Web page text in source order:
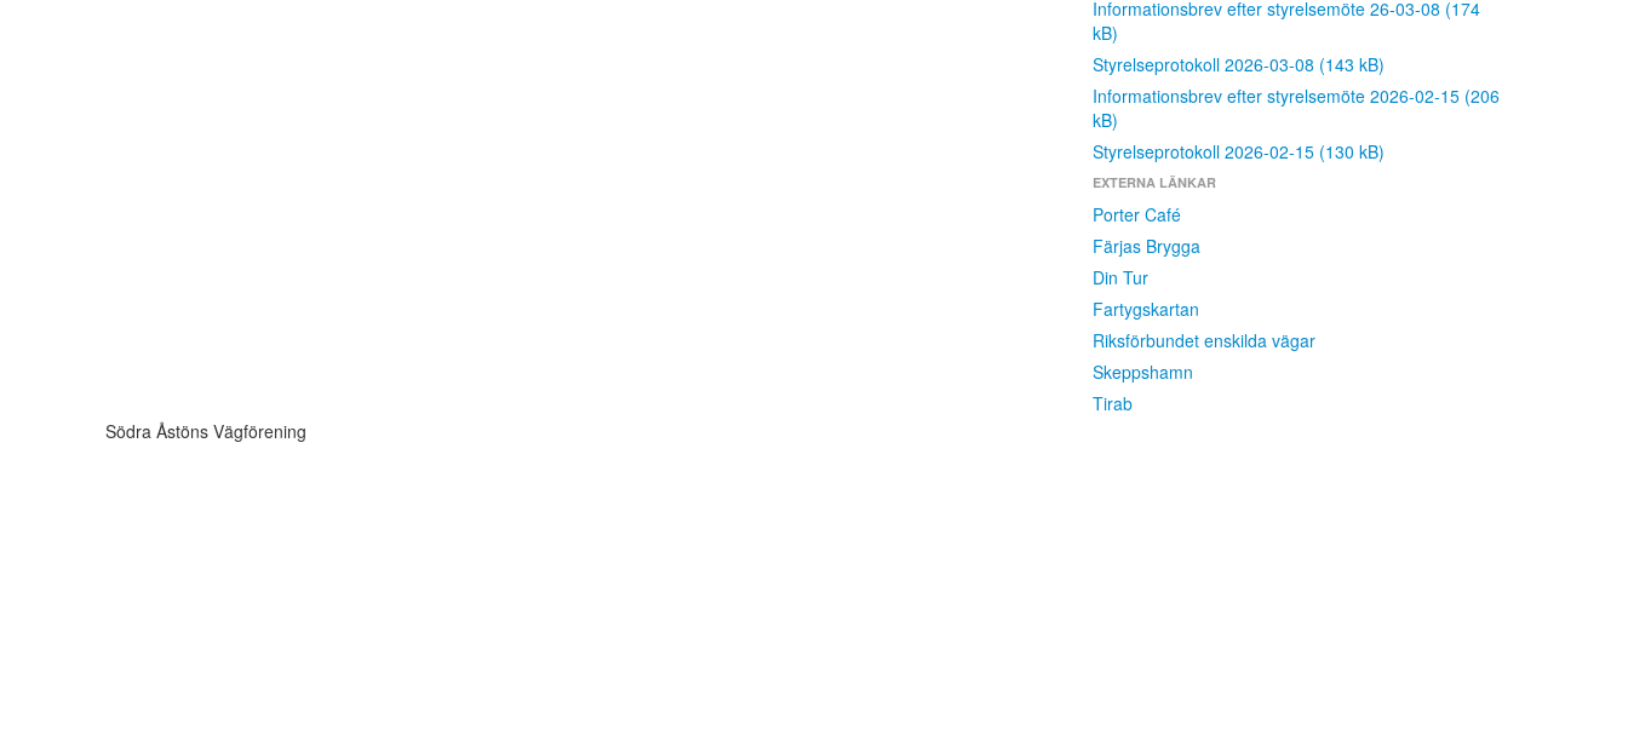
Informationsbrev efter styrelsemöte 26-03-08 (174
kB)
Styrelseprotokoll 2026-03-08 (143 kB)
Informationsbrev efter styrelsemöte 2026-02-15 (206
kB)
Styrelseprotokoll 2026-02-15 (130 kB)
EXTERNA LÄNKAR
Porter Café
Färjas Brygga
Din Tur
Fartygskartan
Riksförbundet enskilda vägar
Skeppshamn
Tirab
Södra Åstöns Vägförening